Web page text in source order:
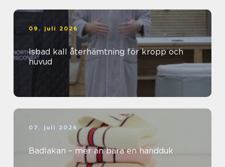
09. juli 2026
Isbad kall återhämtning för kropp och
huvud
07. juli 2026
Badlakan – mer än bara en handduk